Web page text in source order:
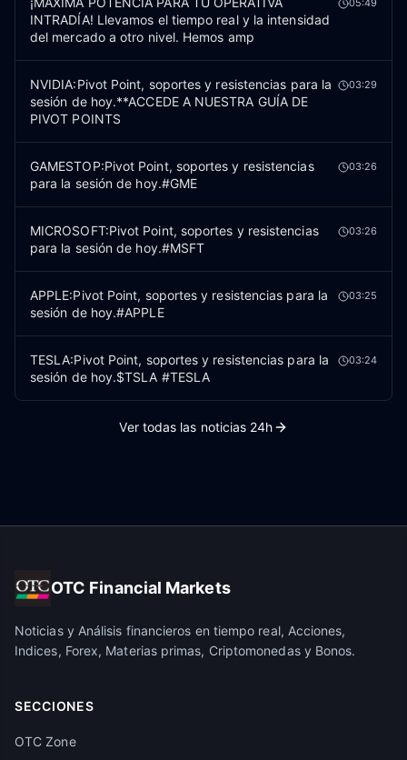
INTRADÍA! Llevamos el tiempo real y la intensidad
del mercado a otro nivel. Hemos amp
05:49
NVIDIA:Pivot Point, soportes y resistencias para la
sesión de hoy.**ACCEDE A NUESTRA GUÍA DE
PIVOT POINTS
03:29
GAMESTOP:Pivot Point, soportes y resistencias
para la sesión de hoy.#GME
03:26
MICROSOFT:Pivot Point, soportes y resistencias
para la sesión de hoy.#MSFT
03:26
APPLE:Pivot Point, soportes y resistencias para la
sesión de hoy.#APPLE
03:25
TESLA:Pivot Point, soportes y resistencias para la
sesión de hoy.$TSLA #TESLA
03:24
Ver todas las noticias 24h
OTC Financial Markets
Noticias y Análisis financieros en tiempo real, Acciones,
Indices, Forex, Materias primas, Criptomonedas y Bonos.
SECCIONES
OTC Zone